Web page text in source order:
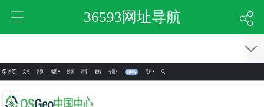
36593网址导航